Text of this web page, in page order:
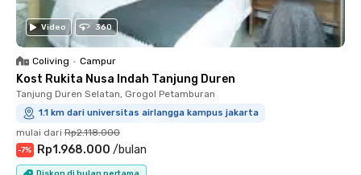
Video 360
Coliving • Campur
Kost Rukita Nusa Indah Tanjung Duren
Tanjung Duren Selatan, Grogol Petamburan
1.1 km dari universitas airlangga kampus jakarta
mulai dari Rp2.118.000
-7% Rp1.968.000 /bulan